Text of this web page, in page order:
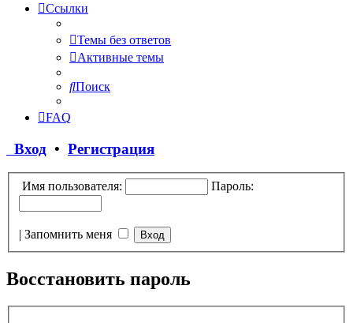
Ссылки
Темы без ответов
Активные темы
Поиск
FAQ
Вход • Регистрация
Имя пользователя: Пароль:
| Запомнить меня
Восстановить пароль